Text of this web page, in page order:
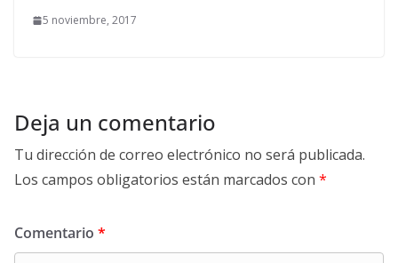
5 noviembre, 2017
Deja un comentario
Tu dirección de correo electrónico no será publicada.
Los campos obligatorios están marcados con *
Comentario *